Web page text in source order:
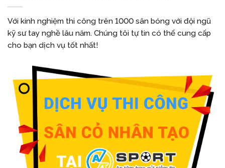
Với kinh nghiệm thi công trên 1000 sân bóng với đội ngũ
kỹ sư tay nghề lâu năm. Chúng tôi tự tin có thể cung cấp
cho bạn dịch vụ tốt nhất!